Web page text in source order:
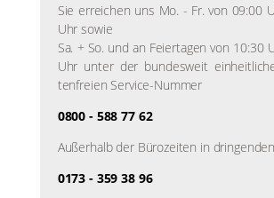
Sie errei­chen uns Mo. - Fr. von 09:00
Uhr sowie
Sa. + So. und an Fei­er­ta­gen von 10:30
Uhr unter der bun­des­weit
ten­frei­en Ser­vice-Num­mer
0800 - 588 77 62
Außer­halb der Büro­zei­ten in
0173 - 359 38 96